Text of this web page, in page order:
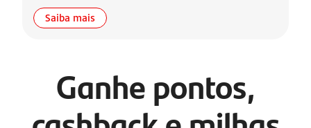
Saiba mais
Ganhe pontos,